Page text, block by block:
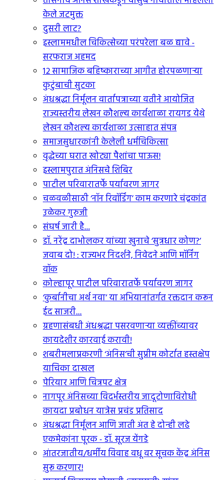
केले जटमुक्त
दुसरी लाट?
इस्लाममधील चिकित्सेच्या परंपरेला बळ द्यावे -
सरफराज अहमद
12 सामाजिक बहिष्काराच्या आगीत होरपळणार्‍या
कुटुंबाची सुटका
अंधश्रद्धा निर्मूलन वार्तापत्राच्या वतीने आयोजित
राज्यस्तरीय लेखन कौशल्य कार्यशाळा रायगड येथे
लेखन कौशल्य कार्यशाळा उत्साहात संपन्न
समाजसुधारकांनी केलेली धर्मचिकित्सा
वृद्धेच्या घरात खोट्या पैशांचा पाऊस!
इस्लामपुरात अंनिसचे शिबिर
पाटील परिवारातर्फे पर्यावरण जागर
चळवळीसाठी ‘नॉन रिवॉर्डिंग’ काम करणारे चंद्रकांत
उळेकर गुरुजी
संघर्ष जारी है...
डॉ. नरेंद्र दाभोलकर यांच्या खुनाचे ‘सुत्रधार कोण?’
जवाब दो! : राज्यभर निदर्शने, निवेदने आणि मॉर्निंग
वॉक
कोल्हापूर पाटील परिवारातर्फे पर्यावरण जागर
‘कुर्बानीचा अर्थ नवा’ या अभियानांतर्गत रक्तदान करून
ईद साजरी...
ग्रहणासंबधी अंधश्रद्धा पसरवणार्‍या व्यक्तींच्यावर
कायदेशीर कारवाई करावी!
शबरीमलाप्रकरणी ‘अंनिस’ची सुप्रीम कोर्टात हस्तक्षेप
याचिका दाखल
पेरियार आणि चित्रपट क्षेत्र
नागपूर अंनिसच्या विदर्भस्तरीय जादूटोणाविरोधी
कायदा प्रबोधन यात्रेस प्रचंड प्रतिसाद
अंधश्रद्धा निर्मूलन आणि जाती अंत हे दोन्ही लढे
एकमेकांना पूरक - डॉ. सूरज येंगडे
आंतरजातीय/धर्मीय विवाह वधू वर सूचक केंद्र अंनिस
सुरू करणार!